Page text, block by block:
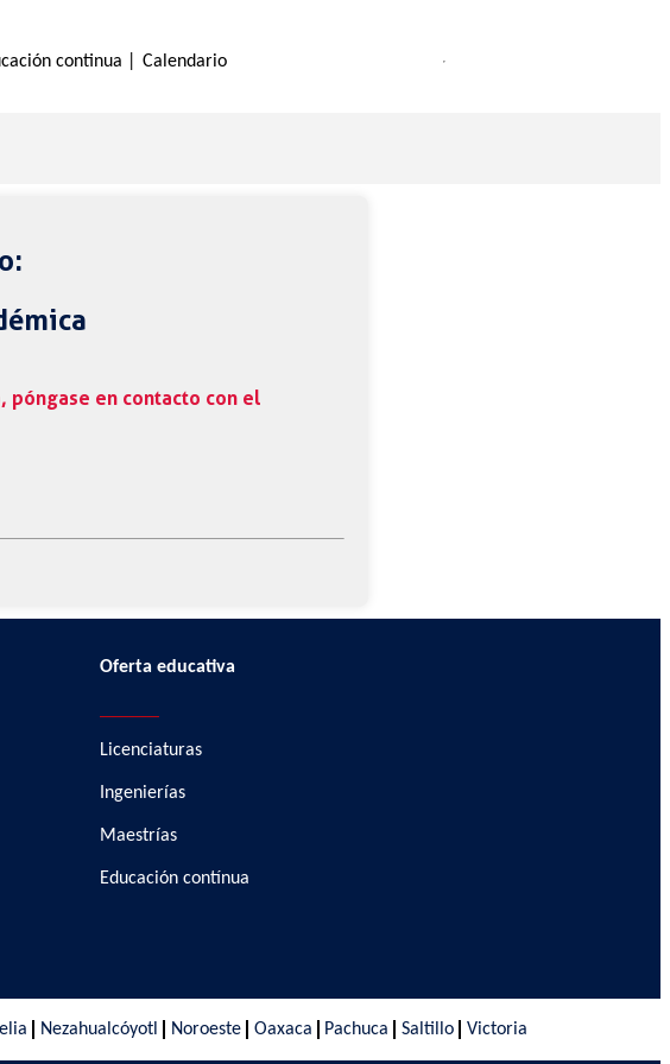
continua | Calendario
póngase en contacto con el
Oferta educativa
Licenciaturas
Ingenierías
Maestrías
Educación contínua
Nezahualcóyotl Noroeste Oaxaca Pachuca Saltillo Victoria